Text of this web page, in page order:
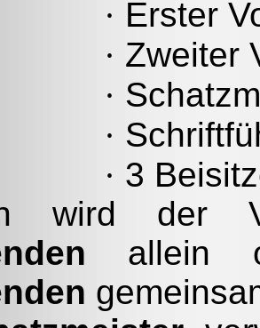
· Erster
· Zweiter
·
·
· 3
wird
allein